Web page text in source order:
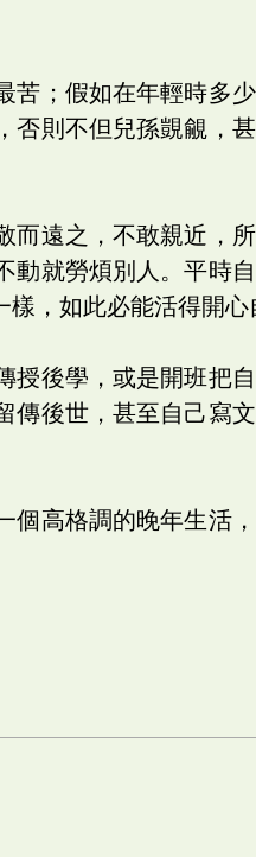
；假如在年輕時多少
否則不但兒孫覬覦，
而遠之，不敢親近，
動就勞煩別人。平時
，如此必能活得開心
授後學，或是開班把
傳後世，甚至自己寫
個高格調的晚年生活